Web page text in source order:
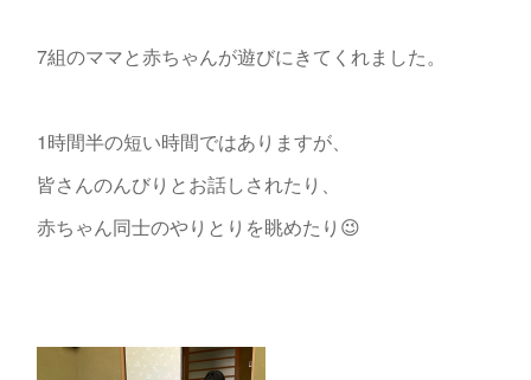
7組のママと赤ちゃんが遊びにきてくれました。
1時間半の短い時間ではありますが、
皆さんのんびりとお話しされたり、
赤ちゃん同士のやりとりを眺めたり😉